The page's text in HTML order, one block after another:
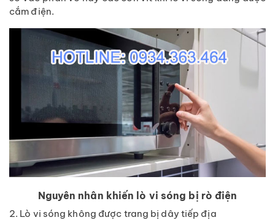
cắm điện.
Nguyên nhân khiến lò vi sóng bị rò điện
2. Lò vi sóng không được trang bị dây tiếp địa